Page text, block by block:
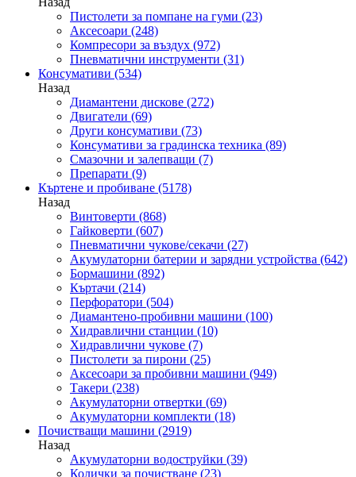
Пистолети за помпане на гуми (23)
Аксесоари (248)
Компресори за въздух (972)
Пневматични инструменти (31)
Консумативи (534)
Назад
Диамантени дискове (272)
Двигатели (69)
Други консумативи (73)
Консумативи за градинска техника (89)
Смазочни и залепващи (7)
Препарати (9)
Къртене и пробиване (5178)
Назад
Винтоверти (868)
Гайковерти (607)
Пневматични чукове/секачи (27)
Акумулаторни батерии и зарядни устройства (642)
Бормашини (892)
Къртачи (214)
Перфоратори (504)
Диамантено-пробивни машини (100)
Хидравлични станции (10)
Хидравлични чукове (7)
Пистолети за пирони (25)
Аксесоари за пробивни машини (949)
Такери (238)
Акумулаторни отвертки (69)
Акумулаторни комплекти (18)
Почистващи машини (2919)
Назад
Акумулаторни водоструйки (39)
Колички за почистване (23)